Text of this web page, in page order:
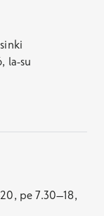
la-su
pe 7.30–18,